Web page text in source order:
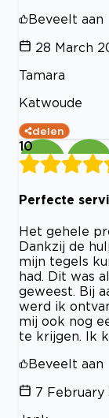
Beveelt aan
28 March
Tamara
Katwoude
delen
10
Perfecte
Het gehele
Dankzij de
mijn tegels
had. Dit was
geweest. Bij
werd ik
mij ook nog
te krijgen. Ik
Beveelt aan
7 February